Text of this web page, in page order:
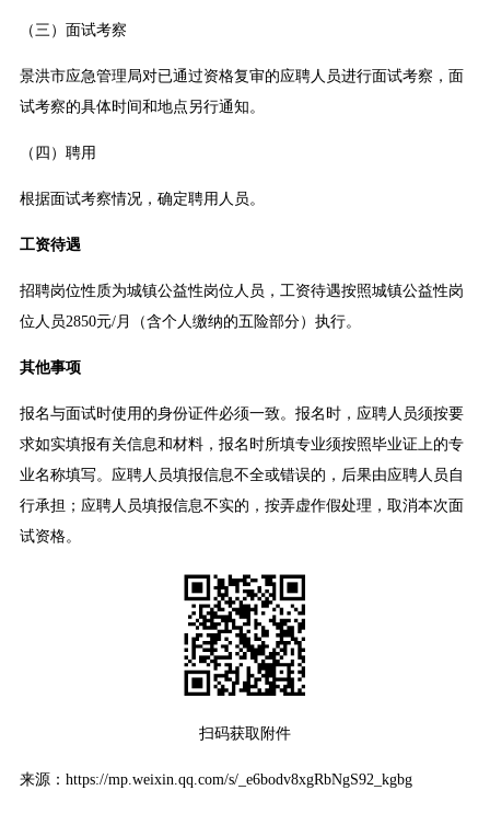
（三）面试考察
景洪市应急管理局对已通过资格复审的应聘人员进行面试考察，面
试考察的具体时间和地点另行通知。
（四）聘用
根据面试考察情况，确定聘用人员。
工资待遇
招聘岗位性质为城镇公益性岗位人员，工资待遇按照城镇公益性岗
位人员2850元/月（含个人缴纳的五险部分）执行。
其他事项
报名与面试时使用的身份证件必须一致。报名时，应聘人员须按要
求如实填报有关信息和材料，报名时所填专业须按照毕业证上的专
业名称填写。应聘人员填报信息不全或错误的，后果由应聘人员自
行承担；应聘人员填报信息不实的，按弄虚作假处理，取消本次面
试资格。
扫码获取附件
来源：https://mp.weixin.qq.com/s/_e6bodv8xgRbNgS92_kgbg